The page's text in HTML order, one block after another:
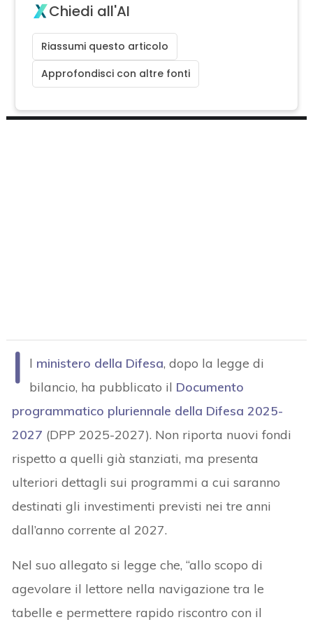
Chiedi all'AI
Riassumi questo articolo
Approfondisci con altre fonti
I l ministero della Difesa, dopo la legge di
bilancio, ha pubblicato il Documento
programmatico pluriennale della Difesa 2025-
2027 (DPP 2025-2027). Non riporta nuovi fondi
rispetto a quelli già stanziati, ma presenta
ulteriori dettagli sui programmi a cui saranno
destinati gli investimenti previsti nei tre anni
dall’anno corrente al 2027.
Nel suo allegato si legge che, “allo scopo di
agevolare il lettore nella navigazione tra le
tabelle e permettere rapido riscontro con il